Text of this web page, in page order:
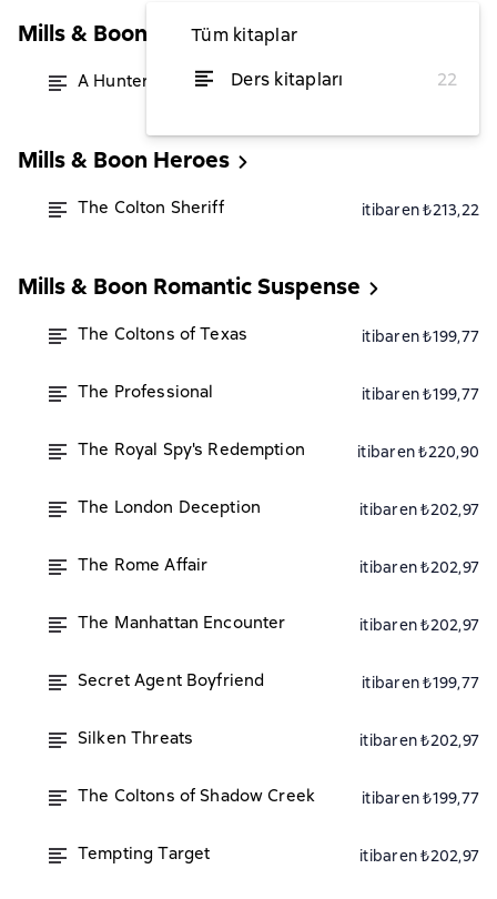
Tüm kitaplar
Ders kitapları
22
Mills & Boon Nocturne
A Hunter Under The Mistletoe itibaren ₺250,35
Mills & Boon Heroes
The Colton Sheriff itibaren ₺213,22
Mills & Boon Romantic Suspense
The Coltons of Texas itibaren ₺199,77
The Professional itibaren ₺199,77
The Royal Spy's Redemption itibaren ₺220,90
The London Deception itibaren ₺202,97
The Rome Affair itibaren ₺202,97
The Manhattan Encounter itibaren ₺202,97
Secret Agent Boyfriend itibaren ₺199,77
Silken Threats itibaren ₺202,97
The Coltons of Shadow Creek itibaren ₺199,77
Tempting Target itibaren ₺202,97